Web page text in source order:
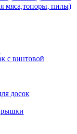
мяса,топоры, пилы)
с винтовой
досок